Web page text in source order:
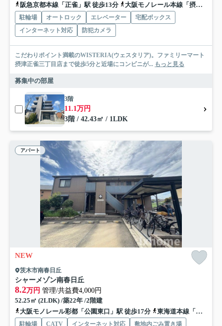
阪急京都本線「正雀」駅 徒歩13分
大阪モノレール本線「摂津」駅 徒歩15分
駐輪場 オートロック エレベーター
宅配ボックス
インターネット対応
防犯カメラ
こだわりポイント満載のWISTERIA(ウェスタリア)。ファミリーマート
摂津正雀三丁目店まで徒歩5分と近場にコンビニが... もっと見る
募集中の部屋
3階
11.1万円
3階 / 42.43㎡ / 1LDK
アパート
NEW
茨木市南春日丘
シャーメゾン南春日丘
8.2万円 管理/共益費4,000円
52.25㎡ (2LDK) /築22年 /2階建
大阪モノレール彩都「公園東口」駅 徒歩17分
東海道本線「茨木」駅 徒歩19分
駐輪場 CATV インターネット対応
敷地内ごみ置き場